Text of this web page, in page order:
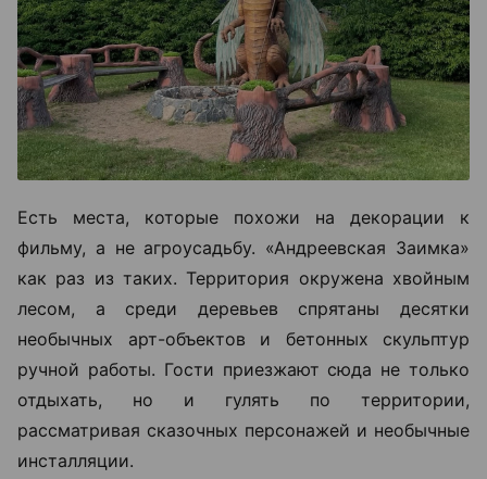
Есть места, которые похожи на декорации к
фильму, а не агроусадьбу. «Андреевская Заимка»
как раз из таких. Территория окружена хвойным
лесом, а среди деревьев спрятаны десятки
необычных арт-объектов и бетонных скульптур
ручной работы. Гости приезжают сюда не только
отдыхать, но и гулять по территории,
рассматривая сказочных персонажей и необычные
инсталляции.